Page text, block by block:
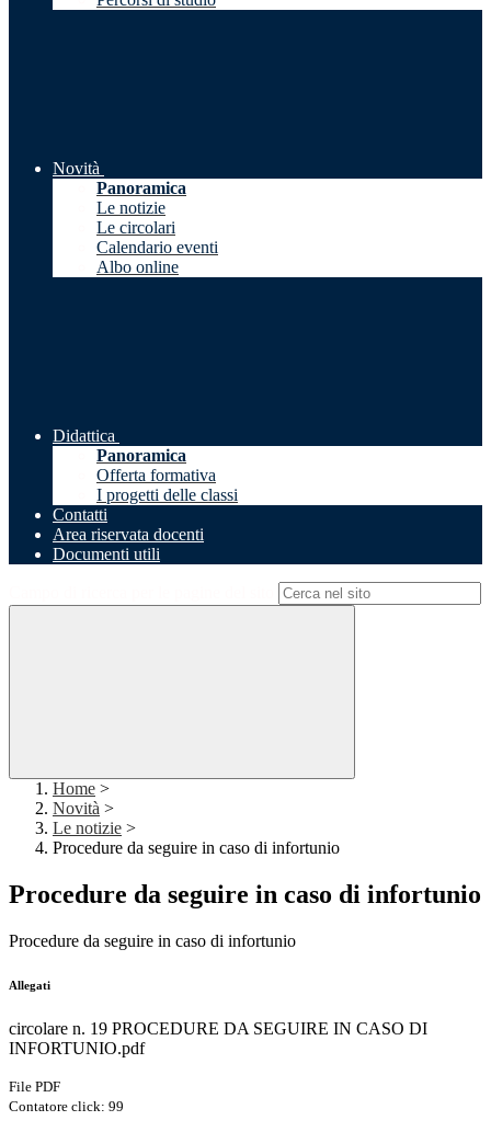
Novità
Panoramica
Le notizie
Le circolari
Calendario eventi
Albo online
Didattica
Panoramica
Offerta formativa
I progetti delle classi
Contatti
Area riservata docenti
Documenti utili
Home >
Novità >
Le notizie >
Procedure da seguire in caso di infortunio
Procedure da seguire in caso di infortunio
Procedure da seguire in caso di infortunio
Allegati
circolare n. 19 PROCEDURE DA SEGUIRE IN CASO DI
INFORTUNIO.pdf
File PDF
Contatore click: 99